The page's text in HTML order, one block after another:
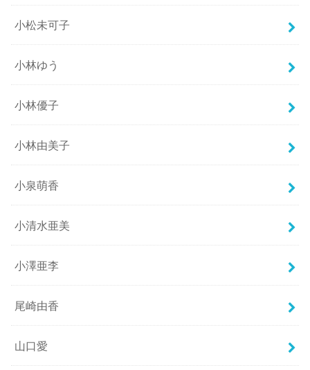
小松未可子
小林ゆう
小林優子
小林由美子
小泉萌香
小清水亜美
小澤亜李
尾崎由香
山口愛